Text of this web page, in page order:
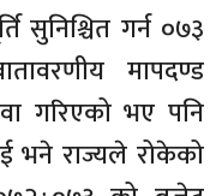
सुनिश्चित गर्न ०७३
मापदण्ड
गरिएको भए पनि
भने राज्यले रोकेको